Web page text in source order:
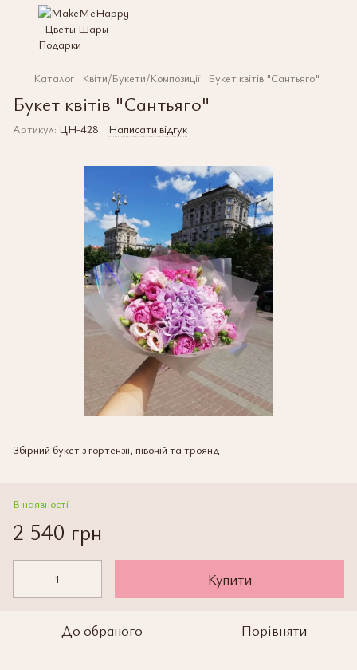
Каталог Квіти/Букети/Композиції Букет квітів "Сантьяго"
Букет квітів "Сантьяго"
Артикул: ЦН-428 Написати відгук
Збірний букет з гортензії, півоній та троянд
В наявності
2 540 грн
Купити
До обраного Порівняти